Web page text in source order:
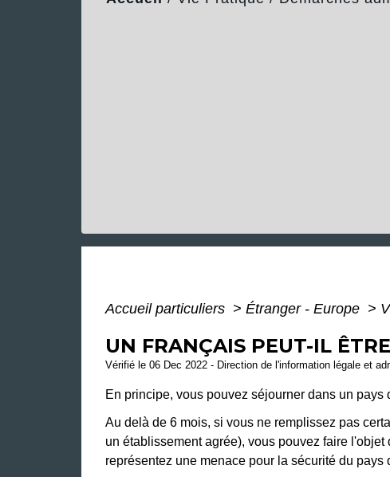
Accueil particuliers > Étranger - Europe >
UN FRANÇAIS PEUT-IL
Vérifié le 06 Dec 2022 - Direction de l'information légale et
En principe, vous pouvez séjourner dans un pays
Au delà de 6 mois, si vous ne remplissez pas
un établissement agrée), vous pouvez faire
représentez une menace pour la sécurité du pays